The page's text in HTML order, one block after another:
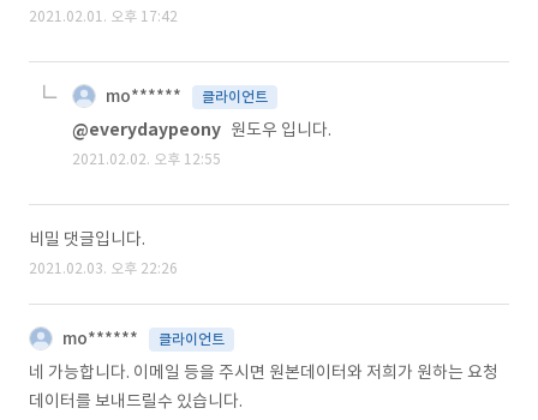
2021.02.01. 오후 17:42
mo****** 클라이언트
@everydaypeony 원도우 입니다.
2021.02.02. 오후 12:55
비밀 댓글입니다.
2021.02.03. 오후 22:26
mo****** 클라이언트
네 가능합니다. 이메일 등을 주시면 원본데이터와 저희가 원하는 요청
데이터를 보내드릴수 있습니다.